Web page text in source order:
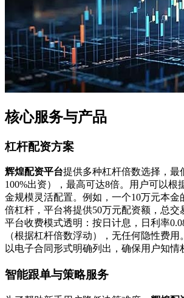
核心服务与产品
杠杆配资方案
辉煌配资平台提供多种杠杆倍数选择，最
100%出资），最高可达8倍。用户可以根
金规模灵活配置。例如，一个10万元本金
倍杠杆，平台将提供50万元配资额，总交
平台收费模式透明：按日计息，日利率
（根据杠杆倍数浮动），无任何隐性费
以电子合同形式明确列出，确保用户知情
智能跟单与策略服务